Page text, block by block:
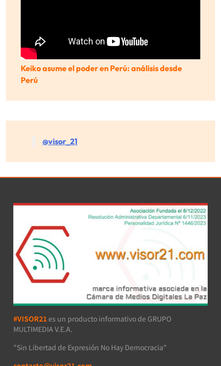
Keiko asume el poder en Perú: análisis desde
Perú
@visor_21
#VISOR21 es un producto informativo de GRUPO
MULTIMEDIA V.E.A.
"Sin Libertad de Expresión No Hay Democracia"